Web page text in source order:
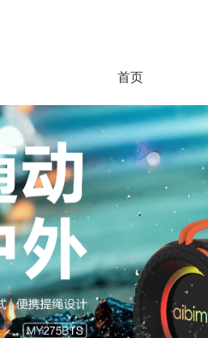
首页